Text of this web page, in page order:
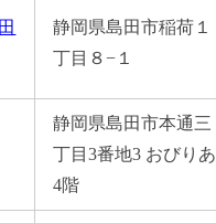
静岡県島田市稲荷１
丁目８−１
静岡県島田市本通三
丁目3番地3 おびりあ
4階